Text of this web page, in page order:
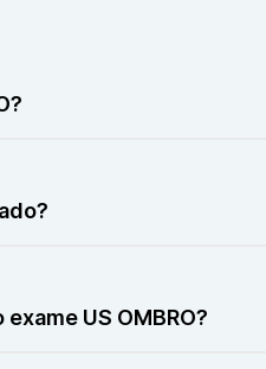
US OMBRO?